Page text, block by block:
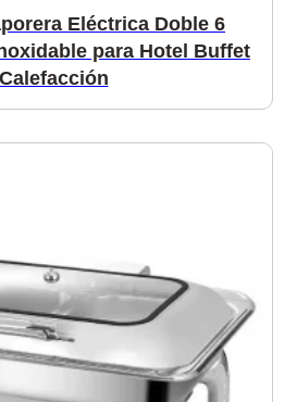
Eléctrica Doble 6
para Hotel Buffet
Calefacción